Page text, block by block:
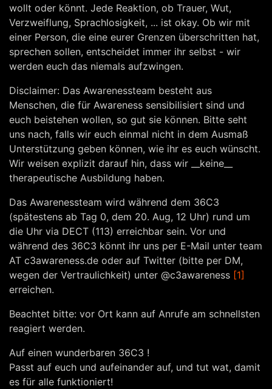
wollt oder könnt. Jede Reaktion, ob Trauer, Wut,
Verzweiflung, Sprachlosigkeit, ... ist okay. Ob wir mit
einer Person, die eine eurer Grenzen überschritten hat,
sprechen sollen, entscheidet immer ihr selbst - wir
werden euch das niemals aufzwingen.
Disclaimer: Das Awarenessteam besteht aus
Menschen, die für Awareness sensibilisiert sind und
euch beistehen wollen, so gut sie können. Bitte seht
uns nach, falls wir euch einmal nicht in dem Ausmaß
Unterstützung geben können, wie ihr es euch wünscht.
Wir weisen explizit darauf hin, dass wir __keine__
therapeutische Ausbildung haben.
Das Awarenessteam wird während dem 36C3
(spätestens ab Tag 0, dem 20. Aug, 12 Uhr) rund um
die Uhr via DECT (113) erreichbar sein. Vor und
während des 36C3 könnt ihr uns per E-Mail unter team
AT c3awareness.de oder auf Twitter (bitte per DM,
wegen der Vertraulichkeit) unter @c3awareness [1]
erreichen.
Beachtet bitte: vor Ort kann auf Anrufe am schnellsten
reagiert werden.
Auf einen wunderbaren 36C3 !
Passt auf euch und aufeinander auf, und tut wat, damit
es für alle funktioniert!